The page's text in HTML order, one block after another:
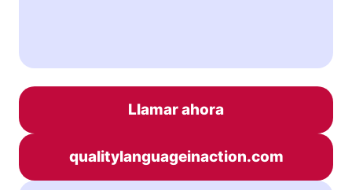
Llamar ahora
qualitylanguageinaction.com